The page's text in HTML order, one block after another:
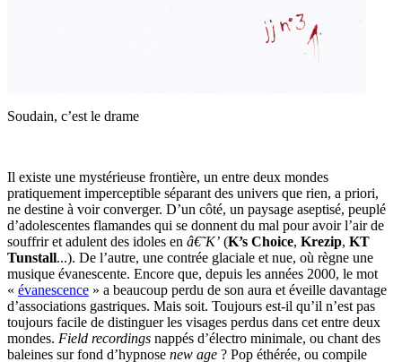
Soudain, c’est le drame
Il existe une mystérieuse frontière, un entre deux mondes
pratiquement imperceptible séparant des univers que rien, a priori,
ne destine à voir converger. D’un côté, un paysage aseptisé, peuplé
d’adolescentes flamandes qui se donnent du mal pour avoir l’air de
souffrir et adulent des idoles en â€˜K’ (K’s Choice, Krezip, KT
Tunstall...). De l’autre, une contrée glaciale et nue, où règne une
musique évanescente. Encore que, depuis les années 2000, le mot
« évanescence » a beaucoup perdu de son aura et éveille davantage
d’associations gastriques. Mais soit. Toujours est-il qu’il n’est pas
toujours facile de distinguer les visages perdus dans cet entre deux
mondes. Field recordings nappés d’électro minimale, ou chant des
baleines sur fond d’hypnose new age ? Pop éthérée, ou compile